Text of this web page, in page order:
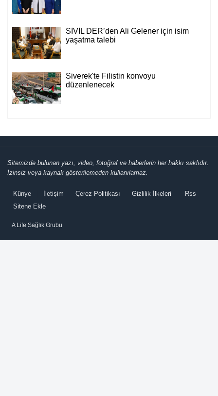
SİVİL DER’den Ali Gelener için isim
yaşatma talebi
Siverek'te Filistin konvoyu
düzenlenecek
Sitemizde bulunan yazı, video, fotoğraf ve haberlerin her hakkı saklıdır.
İzinsiz veya kaynak gösterilemeden kullanılamaz.
Künye İletişim Çerez Politikası Gizlilik İlkeleri
Rss
Sitene Ekle
A Life Sağlık Grubu